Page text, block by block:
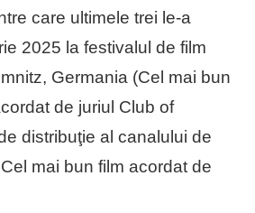
care ultimele trei le-a
2025 la festivalul de film
Germania (Cel mai bun
de juriul Club of
distribuţie al canalului de
mai bun film acordat de